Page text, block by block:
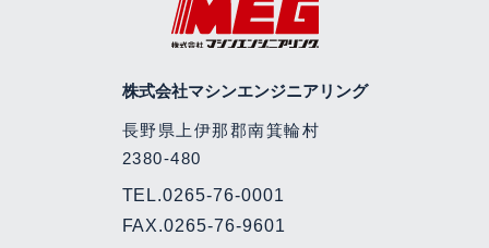
株式会社マシンエンジニアリング
長野県上伊那郡南箕輪村
2380-480
TEL.0265-76-0001
FAX.0265-76-9601